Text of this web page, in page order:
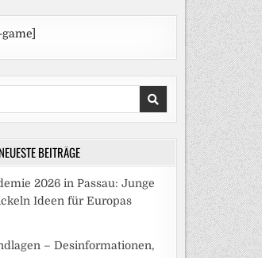
NEUESTE BEITRÄGE
2026 in Passau: Junge
Ideen für Europas
– Desinformationen,